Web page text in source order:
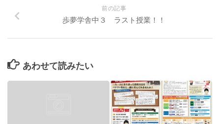
前の記事
歩夢学舎中３ ラスト授業！！
あわせて読みたい